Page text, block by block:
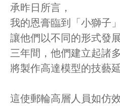
承昨日所言，
我的恩膏臨到「小獅子
讓他們以不同的形式發展
三年間，他們建立起諸
將製作高達模型的技藝
這使郵輪高層人員如仿